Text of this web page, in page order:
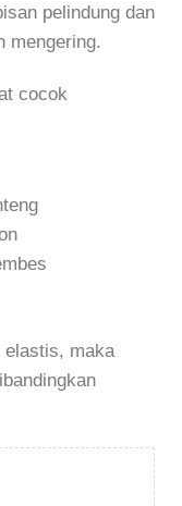
pelindung dan
mengering.
cocok
elastis, maka